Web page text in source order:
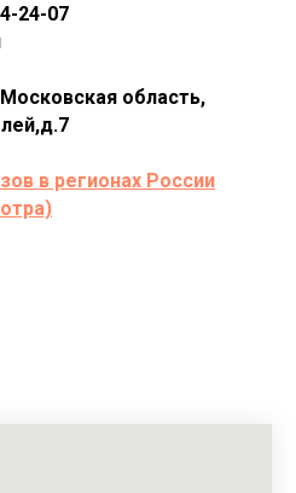
24-07
область,
в регионах России